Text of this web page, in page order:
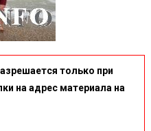
только при
на адрес материала на